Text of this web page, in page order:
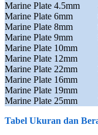
Marine Plate 4.5mm
Marine Plate 6mm
Marine Plate 8mm
Marine Plate 9mm
Marine Plate 10mm
Marine Plate 12mm
Marine Plate 22mm
Marine Plate 16mm
Marine Plate 19mm
Marine Plate 25mm
Tabel Ukuran dan